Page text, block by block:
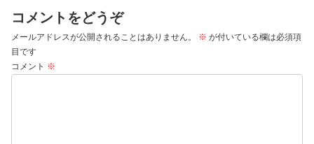
コメントをどうぞ
メールアドレスが公開されることはありません。 ※ が付いている欄は必須項
目です
コメント ※